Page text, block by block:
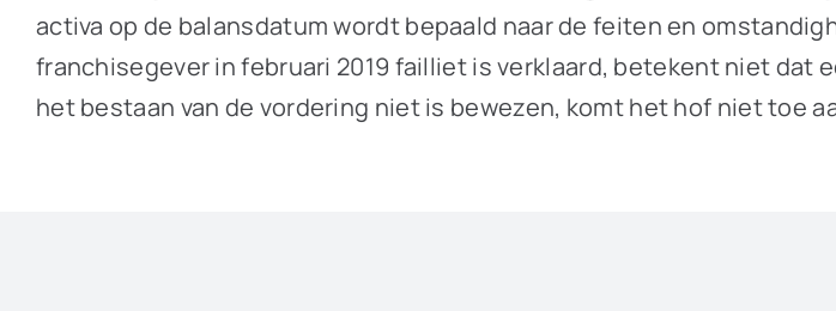
activa op de balansdatum wordt bepaald naar de feiten en
franchisegever in februari 2019 failliet is verklaard, betekent niet dat
het bestaan van de vordering niet is bewezen, komt het hof niet toe